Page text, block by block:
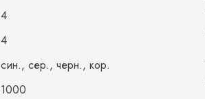
4
4
син., сер., черн., кор.
1000